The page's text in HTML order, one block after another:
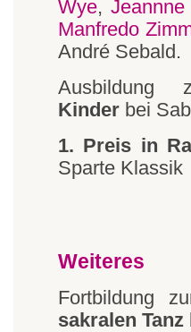
Wye,
Manfredo
André Sebald.
Ausbildung
Kinder bei
1. Preis in
Sparte Klassik
Weiteres
Fortbildung
sakralen Tanz